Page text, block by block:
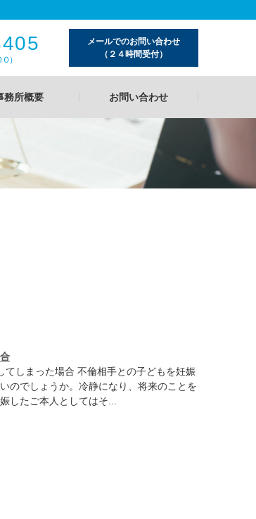
）
メールでのお問い合わせ
（２４時間受付）
務所概要 お問い合わせ
てしまった場合 不倫相手との子どもを妊娠
のでしょうか。冷静になり、将来のことを
したご本人としてはそ...